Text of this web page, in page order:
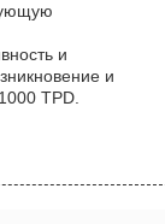
и
и
TPD.